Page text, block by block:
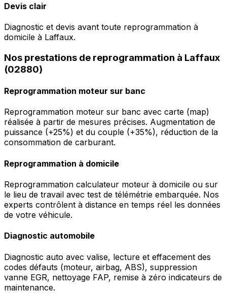
Devis clair
Diagnostic et devis avant toute reprogrammation à
domicile à Laffaux.
Nos prestations de reprogrammation à Laffaux
(02880)
Reprogrammation moteur sur banc
Reprogrammation moteur sur banc avec carte (map)
réalisée à partir de mesures précises. Augmentation de
puissance (+25%) et du couple (+35%), réduction de la
consommation de carburant.
Reprogrammation à domicile
Reprogrammation calculateur moteur à domicile ou sur
le lieu de travail avec test de télémétrie embarquée. Nos
experts contrôlent à distance en temps réel les données
de votre véhicule.
Diagnostic automobile
Diagnostic auto avec valise, lecture et effacement des
codes défauts (moteur, airbag, ABS), suppression
vanne EGR, nettoyage FAP, remise à zéro indicateurs de
maintenance.